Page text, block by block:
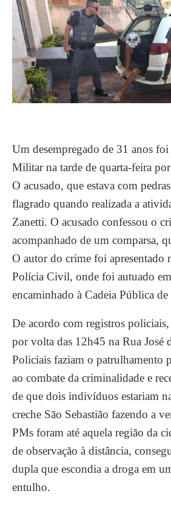
Um desempregado de 31 anos
Militar na tarde de quarta-feira
O acusado, que estava com
flagrado quando realizada a
Zanetti. O acusado confessou o
acompanhado de um comparsa,
O autor do crime foi apresentado
Polícia Civil, onde foi autuado
encaminhado à Cadeia Pública
De acordo com registros
por volta das 12h45 na Rua José
Policiais faziam o patrulhamento
ao combate da criminalidade e
de que dois indivíduos estariam
creche São Sebastião fazendo a
PMs foram até aquela região da
de observação à distância,
dupla que escondia a droga em
entulho.